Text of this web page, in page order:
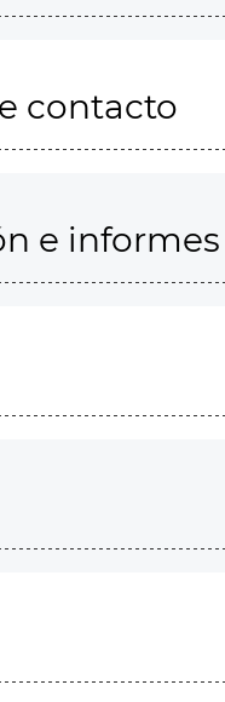
contacto
e informes